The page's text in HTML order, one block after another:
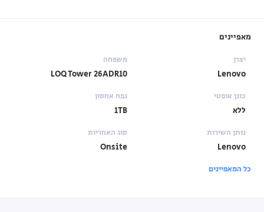
מאפיינים
יצרן
Lenovo
משפחה
LOQ Tower 26ADR10
כונן אופטי
ללא
נפח אחסון
1TB
נותן השירות
Lenovo
סוג האחריות
Onsite
כל המאפיינים